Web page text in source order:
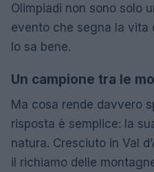
Olimpiadi non sono solo
evento che segna la vita
lo sa bene.
Un campione tra le
Ma cosa rende davvero
risposta è semplice: la
natura. Cresciuto in Val
il richiamo delle